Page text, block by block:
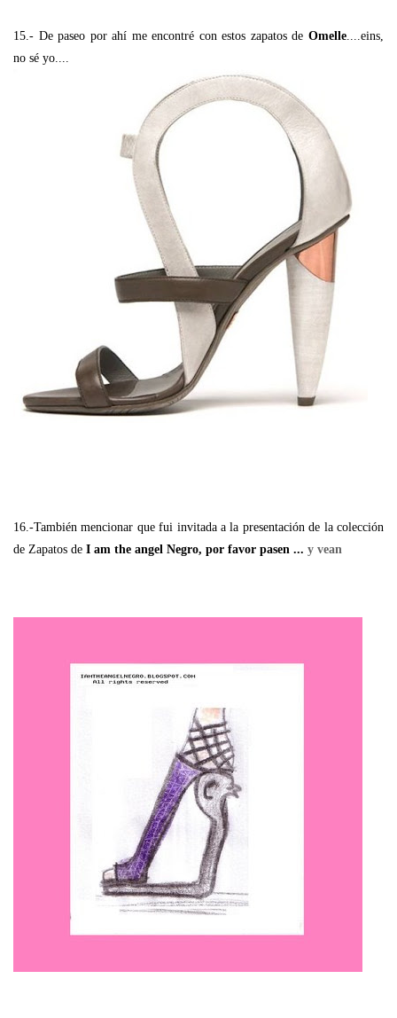
15.- De paseo por ahí me encontré con estos zapatos de Omelle ....eins,
no sé yo....
16.-También mencionar que fui invitada a la presentación de la colección
de Zapatos de I am the angel Negro, por favor pasen ... y vean